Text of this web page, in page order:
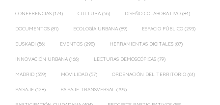
CONFERENCIAS (174) CULTURA (56) DISEÑO COLABORATIVO (84)
DOCUMENTOS (81) ECOLOGÍA URBANA (89) ESPACIO PÚBLICO (293)
EUSKADI (56) EVENTOS (298) HERRAMIENTAS DIGITALES (87)
INNOVACIÓN URBANA (166) LECTURAS DEMOSCÓPICAS (79)
MADRID (359) MOVILIDAD (57) ORDENACIÓN DEL TERRITORIO (61)
PAISAJE (128) PAISAJE TRANSVERSAL (399)